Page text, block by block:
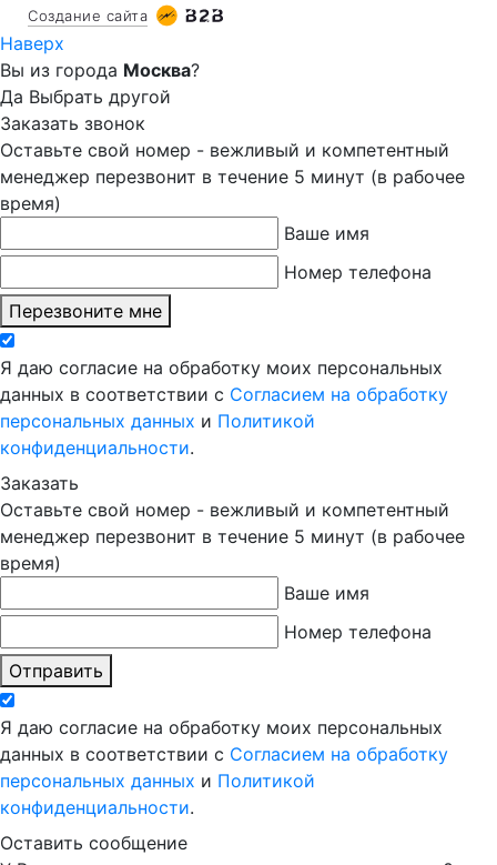
Создание сайта
Наверх
Вы из города Москва?
Да Выбрать другой
Заказать звонок
Оставьте свой номер - вежливый и компетентный
менеджер перезвонит в течение 5 минут (в рабочее
время)
Ваше имя
Номер телефона
Перезвоните мне
Я даю согласие на обработку моих персональных
данных в соответствии с Согласием на обработку
персональных данных и Политикой
конфиденциальности.
Заказать
Оставьте свой номер - вежливый и компетентный
менеджер перезвонит в течение 5 минут (в рабочее
время)
Ваше имя
Номер телефона
Отправить
Я даю согласие на обработку моих персональных
данных в соответствии с Согласием на обработку
персональных данных и Политикой
конфиденциальности.
Оставить сообщение